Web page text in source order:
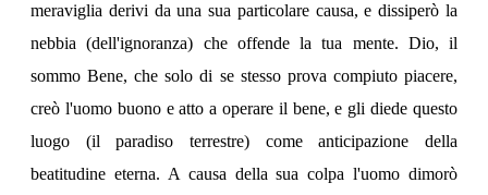
meraviglia derivi da una sua particolare causa, e dissiperò la
nebbia (dell'ignoranza) che offende la tua mente. Dio, il
sommo Bene, che solo di se stesso prova compiuto piacere,
creò l'uomo buono e atto a operare il bene, e gli diede questo
luogo (il paradiso terrestre) come anticipazione della
beatitudine eterna. A causa della sua colpa l'uomo dimorò